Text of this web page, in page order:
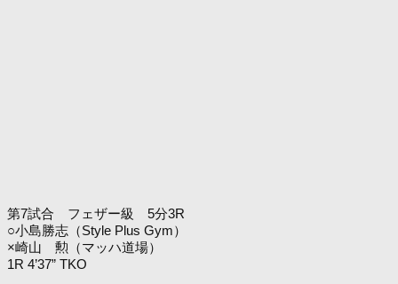
第7試合 フェザー級 5分3R
○小島勝志（Style Plus Gym）
×崎山 勲（マッハ道場）
1R 4’37” TKO